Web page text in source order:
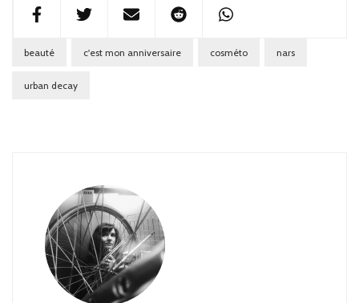
beauté c'est mon anniversaire cosméto nars
urban decay